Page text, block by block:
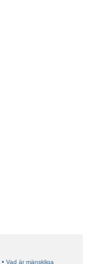
Vad är mänskliga